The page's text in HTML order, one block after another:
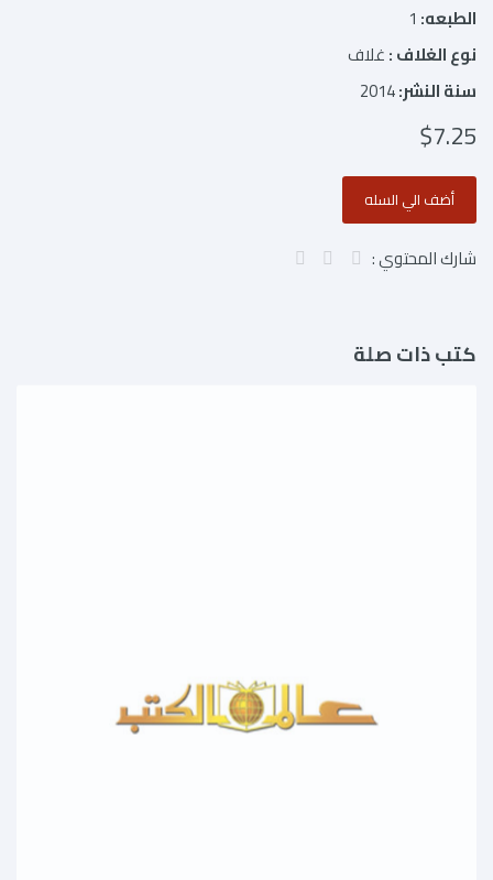
الطبعه: 1
نوع الغلاف :غلاف
سنة النشر:2014
$7.25
شارك المحتوي :
كتب ذات صلة